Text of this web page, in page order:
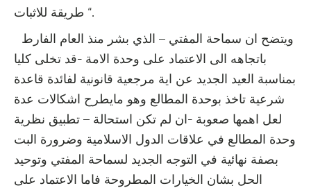
طريقة للاثبات “.
باتجاهه الى الاعتماد على وحدة الامة -قد تخلى كليا
بمناسبة العيد الجديد عن اية مرجعية قانونية لفائدة قاعدة
شرعية تاخذ بوحدة المطالع وهو مايطرح اشكالات عدة
لعل اهمها صعوبة -ان لم تكن استحالة – تطبيق نظرية
وحدة المطالع في علاقات الدول الاسلامية وضرورة البت
بصفة نهائية في التوجه الجديد لسماحة المفتي وتوحيد
الحل بشان الخيارات المطروحة فاما الاعتماد على